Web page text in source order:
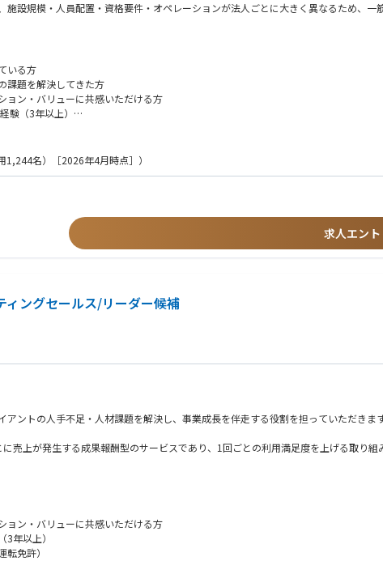
施設規模・人員配置・資格要件・オペレーションが法人ごとに大きく異なるため、
リードしつつ、その成功事例を組織の「型」として落とし込み、メンバーの育成・
入推進、および本部への追加提案
ヒアリング（人員構成・課題・シフト運用など）
じた提案資料の作成、費用対効果の算出（集客見込み／人件費シミュレーションなど
・時給・募集枠）などの初期オンボーディング
レーションに応じた「活用の型」をクライアントと共に設計
現場との連携・期待値調整
き込んだ導入拡大の調整
開に向けた提案
ィードバック収集・改善提案
た企業群
支援
ソリューション提案
に当事者として参画
は市場シェア2位。今年度末に「市場シェア1位」を目指すための拡大フェーズに、組
、国や地域レベルでの大きな社会貢献性
留まらず、各自治体や業界協会との公式な実証事業・連携が深く発生するのが当ド
を守る持続可能な社会インフラづくりの当事者になれます。
ス再設計）を通じ、圧倒的なビジネスリテラシーの習得
し、「ジョブからタスクへの分解」といった本質的なBPR（業務プロセス再設計）
いる方
課題を解決してきた方
ョン・バリューに共感いただける方
験（3年以上）
免許）
媒体営業)、飲食関連サービス(集客媒体、デリバリー系)における勤務経験
ョンに共感し、介護領域の社会課題解決に主体的に向き合える方
クライアントの課題整理・解決策設計・関係構築 に価値を感じられる方
1,244名）［2026年4月時点］）
求人エント
ィングセールス/リーダー候補
アントの人手不足・人材課題を解決し、事業成長を伴走する役割を担っていただきます
売上が発生する成果報酬型のサービスであり、1回ごとの利用満足度を上げる取り
店舗/事業所（例：新橋店で導入しているクライアントに、上野店での導入を推進）
して、さらなる利用の拡大のチャンスを狙っていきます。
客の“事業改善”を共に創っていく仕事です。
解決/BPR（Business process re engineering）
ョン・バリューに共感いただける方
3年以上）
転免許）